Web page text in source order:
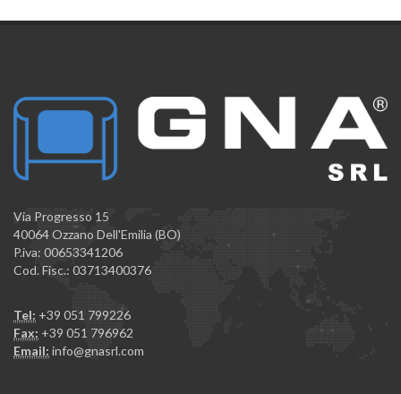
Via Progresso 15
40064 Ozzano Dell'Emilia (BO)
P.iva: 00653341206
Cod. Fisc.: 03713400376
Tel: +39 051 799226
Fax: +39 051 796962
Email: info@gnasrl.com